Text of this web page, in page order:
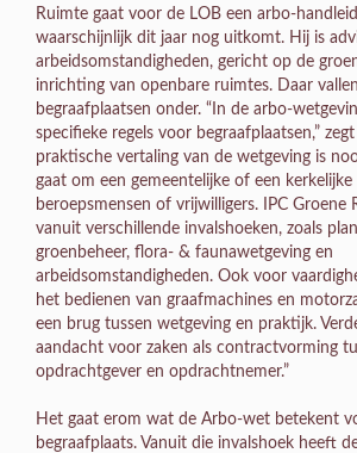
Ruimte gaat voor de LOB een arbo-
waarschijnlijk dit jaar nog uitkomt. Hij is
arbeidsomstandigheden, gericht op de
inrichting van openbare ruimtes. Daar
begraafplaatsen onder. “In de arbo-
specifieke regels voor begraafplaatsen,” zegt
praktische vertaling van de wetgeving is
gaat om een gemeentelijke of een kerkelijke
beroepsmensen of vrijwilligers. IPC Groene
vanuit verschillende invalshoeken, zoals
groenbeheer, flora- & faunawetgeving en
arbeidsomstandigheden. Ook voor
het bedienen van graafmachines en
een brug tussen wetgeving en praktijk.
aandacht voor zaken als contractvorming
opdrachtgever en opdrachtnemer.”
Het gaat erom wat de Arbo-wet betekent
begraafplaats. Vanuit die invalshoek heeft